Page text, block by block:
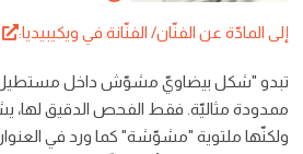
تبدو "شكل بيضاويّ مشوّش داخل مستطيل"
ممدودة مثاليّة. فقط الفحص الدقيق لها،
ولكنّها ملتوية "مشوّشة" كما ورد في
إلى المادّة عن الفنّان/ الفنّانة في ويكيبيديا: